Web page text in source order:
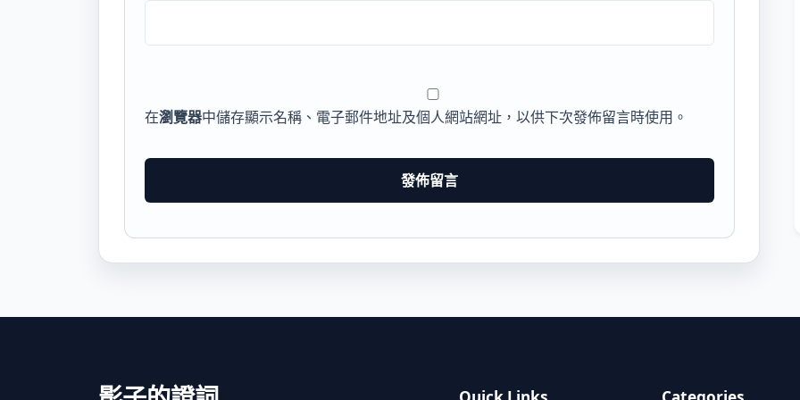
在瀏覽器中儲存顯示名稱、電子郵件地址及個人網站網址，以供下次發佈留言時使用。